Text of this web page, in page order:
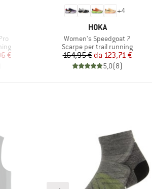
€
+4
MARCHIO
HOKA
Articolo
Women's Speedgoat 7
Gruppo di prodotti
Scarpe per trail running
Prezzo
164,95 € Prezzo ridotto
da 123,71 €
5,0(8)